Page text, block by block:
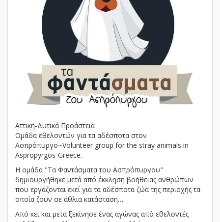
Αττική-Δυτικά Προάστεια
Ομάδα εθελοντών για τα αδέσποτα στον
Ασπρόπυργο~Volunteer group for the stray animals in
Aspropyrgos-Greece.
Η ομάδα "Τα Φαντάσματα του Ασπρόπυργου"
δημιουργήθηκε μετά από έκκληση βοήθειας ανθρώπων
που εργάζονται εκεί για τα αδέσποτα ζώα της περιοχής τα
οποία ζουν σε άθλια κατάσταση….
Aπό κει και μετά ξεκίνησε ένας αγώνας από εθελοντές